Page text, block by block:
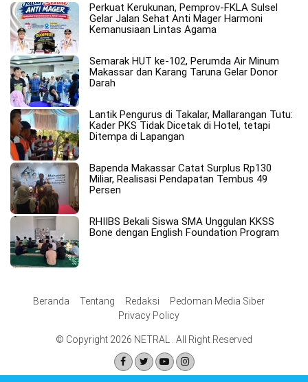
Perkuat Kerukunan, Pemprov-FKLA Sulsel
Gelar Jalan Sehat Anti Mager Harmoni
Kemanusiaan Lintas Agama
Semarak HUT ke-102, Perumda Air Minum
Makassar dan Karang Taruna Gelar Donor
Darah
Lantik Pengurus di Takalar, Mallarangan Tutu:
Kader PKS Tidak Dicetak di Hotel, tetapi
Ditempa di Lapangan
Bapenda Makassar Catat Surplus Rp130
Miliar, Realisasi Pendapatan Tembus 49
Persen
RHIIBS Bekali Siswa SMA Unggulan KKSS
Bone dengan English Foundation Program
Beranda Tentang Redaksi
Pedoman Media Siber
Privacy Policy
© Copyright 2026 NETRAL . All Right Reserved